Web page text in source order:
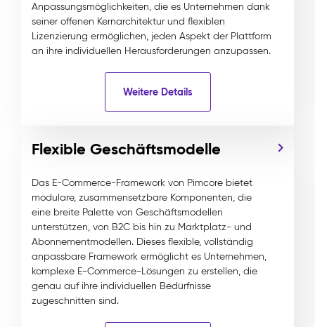
Anpassungsmöglichkeiten, die es Unternehmen dank
seiner offenen Kernarchitektur und flexiblen
Lizenzierung ermöglichen, jeden Aspekt der Plattform
an ihre individuellen Herausforderungen anzupassen.
Weitere Details
Flexible Geschäftsmodelle
Das E-Commerce-Framework von Pimcore bietet
modulare, zusammensetzbare Komponenten, die
eine breite Palette von Geschäftsmodellen
unterstützen, von B2C bis hin zu Marktplatz- und
Abonnementmodellen. Dieses flexible, vollständig
anpassbare Framework ermöglicht es Unternehmen,
komplexe E-Commerce-Lösungen zu erstellen, die
genau auf ihre individuellen Bedürfnisse
zugeschnitten sind.